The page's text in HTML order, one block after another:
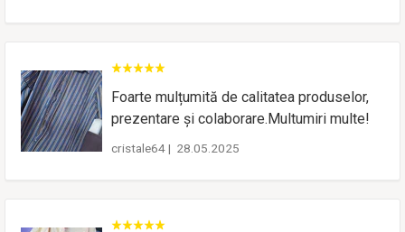
Foarte mulțumită de calitatea produselor,
prezentare și colaborare.Multumiri multe!
cristale64| 28.05.2025